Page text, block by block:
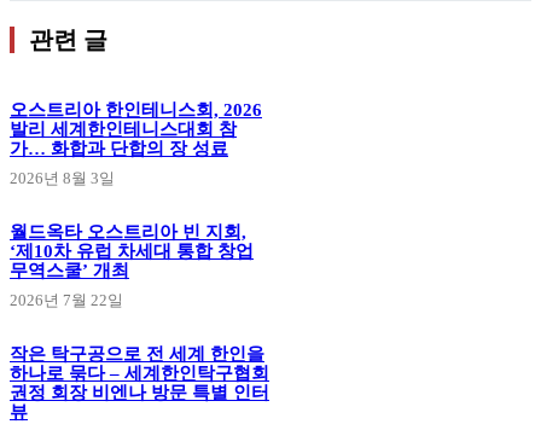
관련 글
오스트리아 한인테니스회, 2026
발리 세계한인테니스대회 참
가… 화합과 단합의 장 성료
2026년 8월 3일
월드옥타 오스트리아 빈 지회,
‘제10차 유럽 차세대 통합 창업
무역스쿨’ 개최
2026년 7월 22일
작은 탁구공으로 전 세계 한인을
하나로 묶다 – 세계한인탁구협회
권정 회장 비엔나 방문 특별 인터
뷰